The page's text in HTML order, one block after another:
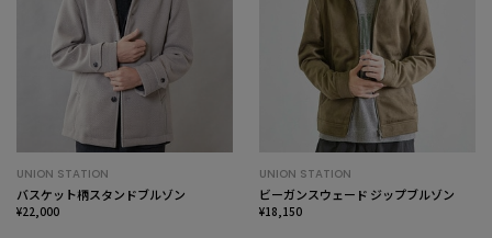
UNION STATION
バスケット柄スタンドブルゾン
¥22,000
UNION STATION
ビーガンスウェード ジップブルゾン
¥18,150